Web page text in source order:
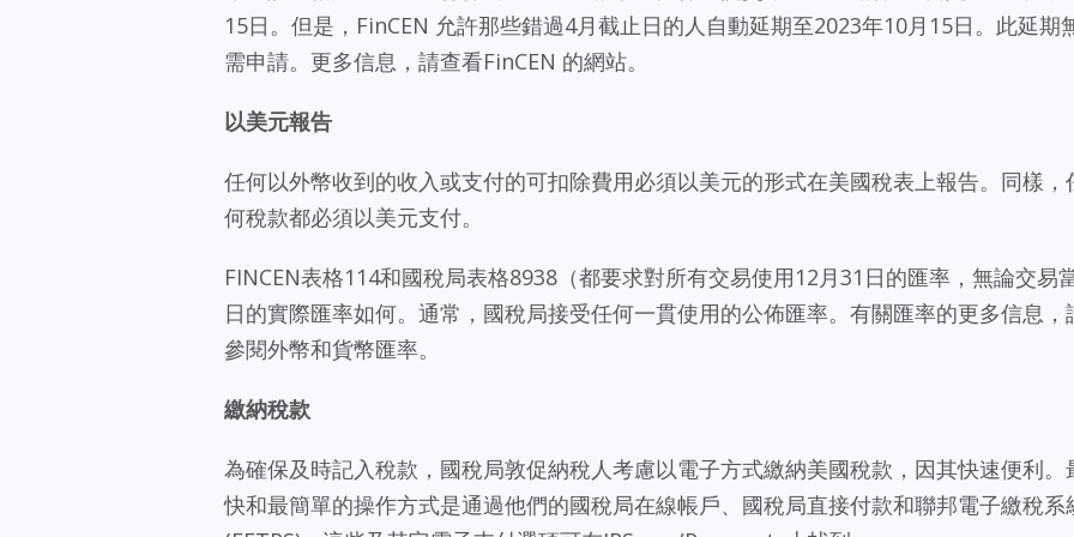
15日。但是，FinCEN 允許那些錯過4月截止日的人自動延期至2023年10月15日。此延期
需申請。更多信息，請查看FinCEN 的網站。
以美元報告
任何以外幣收到的收入或支付的可扣除費用必須以美元的形式在美國稅表上報告。同樣，
何稅款都必須以美元支付。
FINCEN表格114和國稅局表格8938（都要求對所有交易使用12月31日的匯率，無論交易
日的實際匯率如何。通常，國稅局接受任何一貫使用的公佈匯率。有關匯率的更多信息，
參閱外幣和貨幣匯率。
繳納稅款
為確保及時記入稅款，國稅局敦促納稅人考慮以電子方式繳納美國稅款，因其快速便利。
快和最簡單的操作方式是通過他們的國稅局在線帳戶、國稅局直接付款和聯邦電子繳稅系